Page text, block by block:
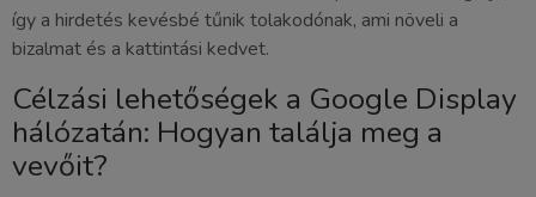
így a hirdetés kevésbé tűnik tolakodónak, ami növeli a
bizalmat és a kattintási kedvet.
Célzási lehetőségek a Google Display
hálózatán: Hogyan találja meg a
vevőit?